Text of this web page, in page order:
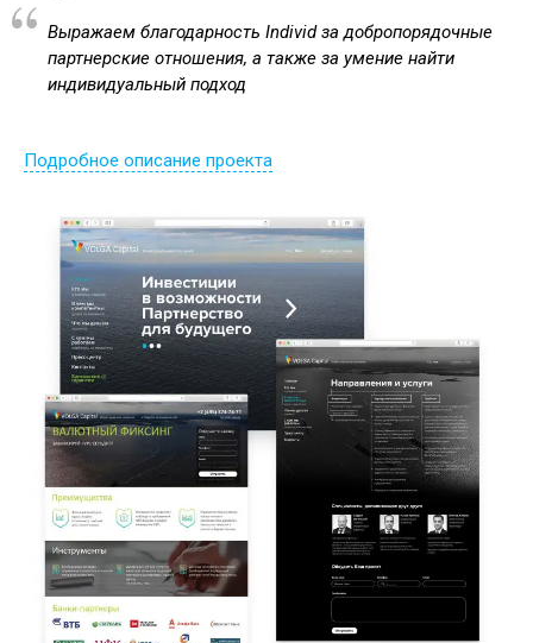
Выражаем благодарность Individ за добропорядочные
партнерские отношения, а также за умение найти
индивидуальный подход
Подробное описание проекта